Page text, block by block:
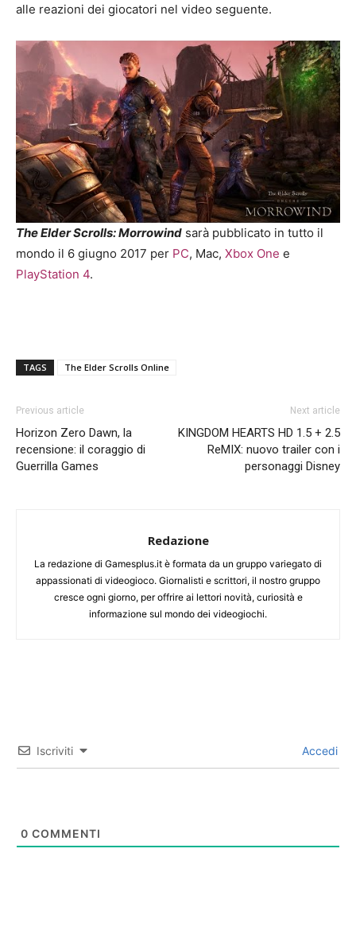
alle reazioni dei giocatori nel video seguente.
The Elder Scrolls: Morrowind sarà pubblicato in tutto il
mondo il 6 giugno 2017 per PC, Mac, Xbox One e
PlayStation 4.
TAGS The Elder Scrolls Online
Previous article
Horizon Zero Dawn, la
recensione: il coraggio di
Guerrilla Games
Next article
KINGDOM HEARTS HD 1.5 + 2.5
ReMIX: nuovo trailer con i
personaggi Disney
Redazione
La redazione di Gamesplus.it è formata da un gruppo variegato di
appassionati di videogioco. Giornalisti e scrittori, il nostro gruppo
cresce ogni giorno, per offrire ai lettori novità, curiosità e
informazione sul mondo dei videogiochi.
Iscriviti Accedi
0 COMMENTI